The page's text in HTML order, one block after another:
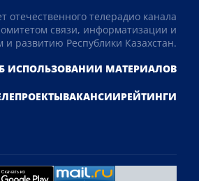
отечественного телерадио канала
связи, информатизации и
развитию Республики Казахстан.
ИСПОЛЬЗОВАНИИ МАТЕРИАЛОВ
ВАКАНСИИРЕЙТИНГИ